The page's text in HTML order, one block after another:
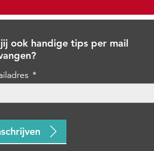
ook handige tips per mail
*